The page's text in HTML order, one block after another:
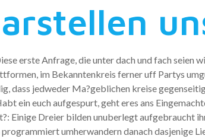
erste Anfrage, die unter dach und fach
im Bekanntenkreis ferner uff Partys
dass jedweder Ma?geblichen kreise
ein euch aufgespurt, geht eres ans
Einige Dreier bilden unuberlegt aufgebraucht
umherwandern danach dasjenige